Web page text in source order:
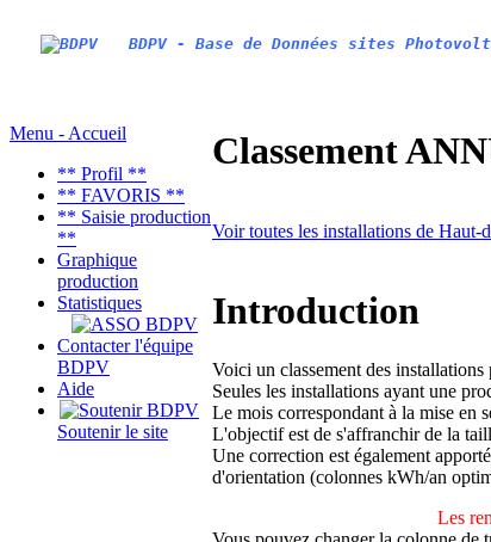
BDPV - Base de Données sites
Menu - Accueil
** Profil **
** FAVORIS **
** Saisie production
**
Graphique
production
Statistiques
Contacter l'équipe
BDPV
Aide
Soutenir le site
Classement
Voir toutes les installations de Haut-
Introduction
Voici un classement des
Seules les installations ayant une
Le mois correspondant à la mise en
L'objectif est de s'affranchir de la
Une correction est également
d'orientation (colonnes kWh/an
Les